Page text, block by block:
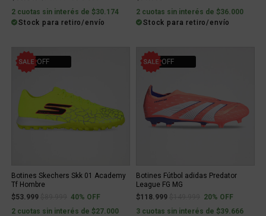
2 cuotas sin interés de $30.174
Stock para retiro/envío
2 cuotas sin interés de $36.000
Stock para retiro/envío
40% OFF
Botines Skechers Skk 01 Academy
Tf Hombre
$53.999
Price reduced from
to40% OFF
2 cuotas sin interés de $27.000
20% OFF
Botines Fútbol adidas Predator
League FG MG
$118.999
Price reduced from
to20% OFF
3 cuotas sin interés de $39.666